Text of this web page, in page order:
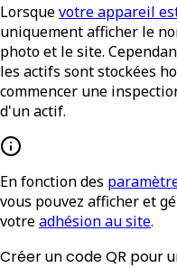
Lorsquevotre appareil
uniquement afficher le
photo et le site.
les actifs sont stockées
commencer une
d'un actif.
En fonction des
vous pouvez afficher et
votreadhésion au site.
Créer un code QR pour